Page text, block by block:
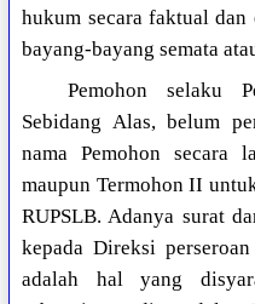
hukum secara faktual
bayang-bayang semata
Pemohon selaku
Sebidang Alas, belum
nama Pemohon secara
maupun Termohon II
RUPSLB. Adanya surat
kepada Direksi
adalah hal yang